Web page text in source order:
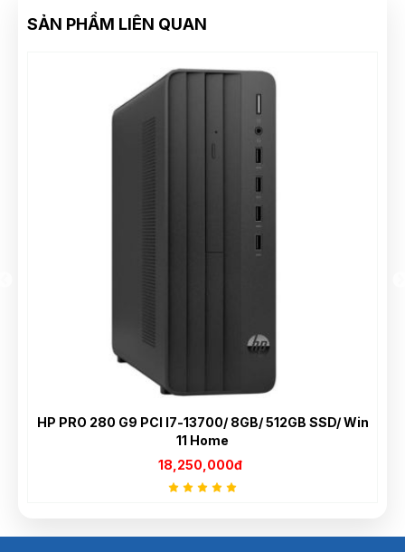
SẢN PHẨM LIÊN QUAN
Switch chia mạng Linksys 8 port Gigabit LGS108
1,250,000đ